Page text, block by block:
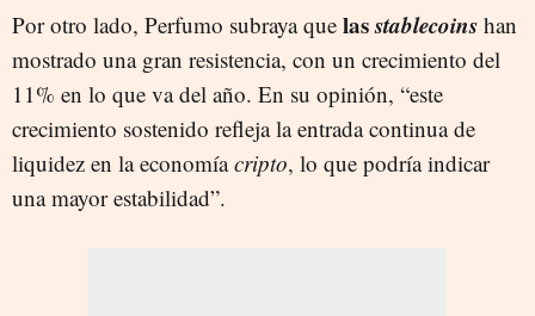
Por otro lado, Perfumo subraya que lasstablecoins han
mostrado una gran resistencia, con un crecimiento del
11% en lo que va del año. En su opinión, “este
crecimiento sostenido refleja la entrada continua de
liquidez en la economíacripto, lo que podría indicar
una mayor estabilidad”.